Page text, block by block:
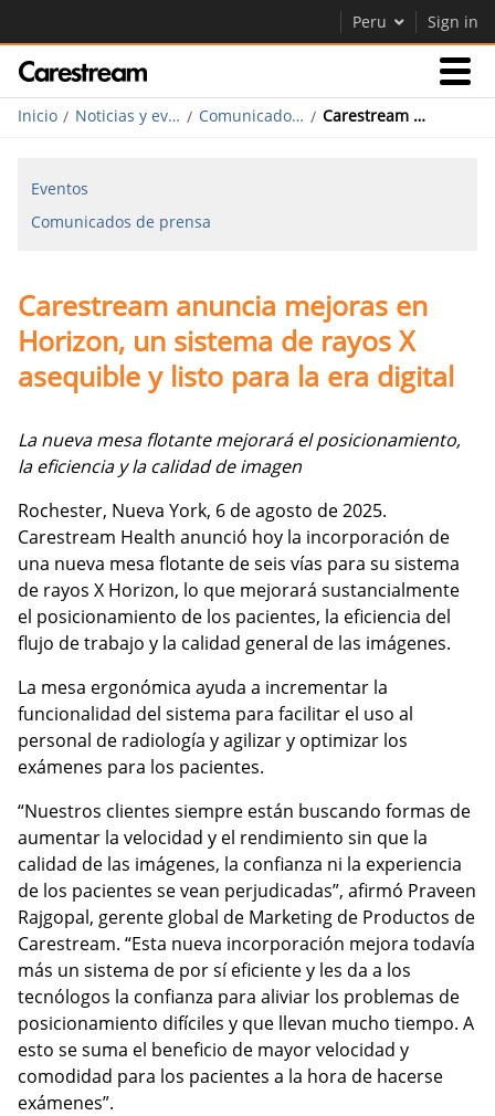
Peru Sign in
Empresas
Empresa
Careers
Contáctenos
Inicio Noticias y eventos Comunicados de prensa Carestream anuncia mejoras en Horizon, un sistema de rayos X asequible y listo para la era digital
Eventos
Comunicados de prensa
Carestream anuncia mejoras en
Horizon, un sistema de rayos X
asequible y listo para la era digital
La nueva mesa flotante mejorará el posicionamiento,
la eficiencia y la calidad de imagen
Rochester, Nueva York, 6 de agosto de 2025.
Carestream Health anunció hoy la incorporación de
una nueva mesa flotante de seis vías para su sistema
de rayos X Horizon, lo que mejorará sustancialmente
el posicionamiento de los pacientes, la eficiencia del
flujo de trabajo y la calidad general de las imágenes.
La mesa ergonómica ayuda a incrementar la
funcionalidad del sistema para facilitar el uso al
personal de radiología y agilizar y optimizar los
exámenes para los pacientes.
“Nuestros clientes siempre están buscando formas de
aumentar la velocidad y el rendimiento sin que la
calidad de las imágenes, la confianza ni la experiencia
de los pacientes se vean perjudicadas”, afirmó Praveen
Rajgopal, gerente global de Marketing de Productos de
Carestream. “Esta nueva incorporación mejora todavía
más un sistema de por sí eficiente y les da a los
tecnólogos la confianza para aliviar los problemas de
posicionamiento difíciles y que llevan mucho tiempo. A
esto se suma el beneficio de mayor velocidad y
comodidad para los pacientes a la hora de hacerse
exámenes”.